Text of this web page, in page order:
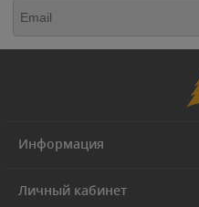
Информация
Личный кабинет